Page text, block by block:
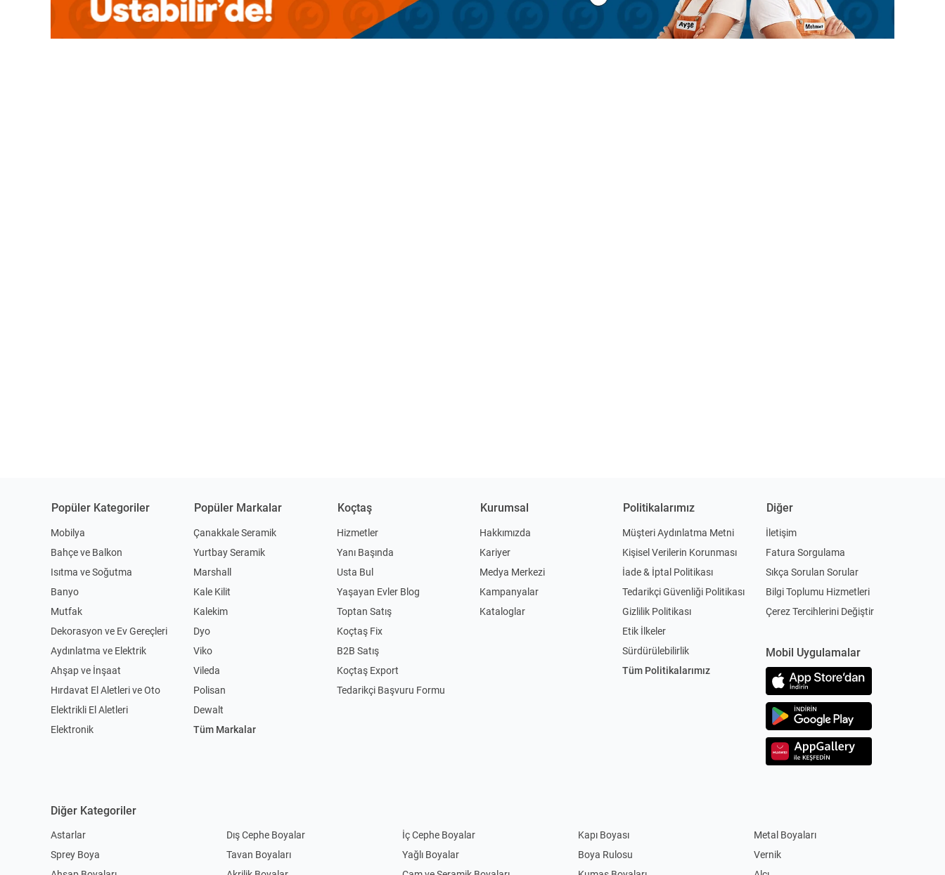
Popüler Kategoriler
Mobilya
Bahçe ve Balkon
Isıtma ve Soğutma
Banyo
Mutfak
Dekorasyon ve Ev Gereçleri
Aydınlatma ve Elektrik
Ahşap ve İnşaat
Hırdavat El Aletleri ve Oto
Elektrikli El Aletleri
Elektronik
Popüler Markalar
Çanakkale Seramik
Yurtbay Seramik
Marshall
Kale Kilit
Kalekim
Dyo
Viko
Vileda
Polisan
Dewalt
Tüm Markalar
Koçtaş
Hizmetler
Yanı Başında
Usta Bul
Yaşayan Evler Blog
Toptan Satış
Koçtaş Fix
B2B Satış
Koçtaş Export
Tedarikçi Başvuru Formu
Kurumsal
Hakkımızda
Kariyer
Medya Merkezi
Kampanyalar
Kataloglar
Politikalarımız
Müşteri Aydınlatma Metni
Kişisel Verilerin Korunması
İade & İptal Politikası
Tedarikçi Güvenliği Politikası
Gizlilik Politikası
Etik İlkeler
Sürdürülebilirlik
Tüm Politikalarımız
Diğer
İletişim
Fatura Sorgulama
Sıkça Sorulan Sorular
Bilgi Toplumu Hizmetleri
Çerez Tercihlerini Değiştir
Mobil Uygulamalar
Diğer Kategoriler
Astarlar Dış Cephe Boyalar İç Cephe Boyalar Kapı Boyası
Metal Boyaları
Sprey Boya
Tavan Boyaları Yağlı Boyalar Boya Rulosu
Vernik